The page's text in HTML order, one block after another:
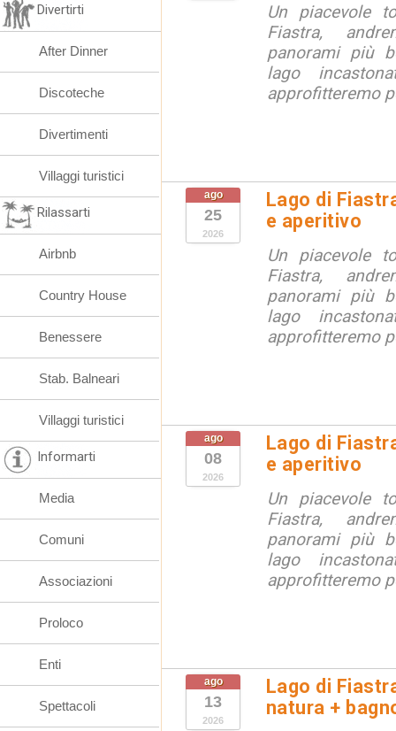
Un piacevole
Fiastra,
panorami più
lago
approfitteremo
ago
25
2026
Lago di
e aperitivo
Un piacevole
Fiastra,
panorami più
lago
approfitteremo
ago
08
2026
Lago di
e aperitivo
Un piacevole
Fiastra,
panorami più
lago
approfitteremo
ago
13
2026
Lago di
natura +
Divertirti
After Dinner
Discoteche
Divertimenti
Villaggi turistici
Rilassarti
Airbnb
Country House
Benessere
Stab. Balneari
Villaggi turistici
Informarti
Media
Comuni
Associazioni
Proloco
Enti
Spettacoli